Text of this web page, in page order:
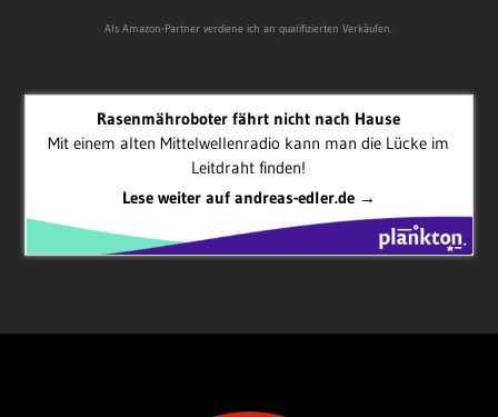
Als Amazon-Partner verdiene ich an qualifizierten Verkäufen.
Rasenmähroboter fährt nicht nach Hause
Mit einem alten Mittelwellenradio kann man die Lücke im
Leitdraht finden!
Lese weiter auf andreas-edler.de →